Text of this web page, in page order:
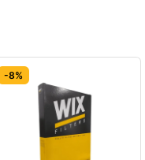
-8%